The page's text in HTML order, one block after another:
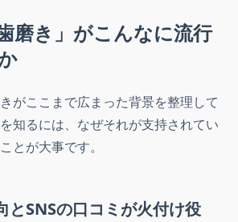
磨き」がこんなに流行
がここまで広まった背景を整理して
知るには、なぜそれが支持されてい
とが大事です。
とSNSの口コミが火付け役